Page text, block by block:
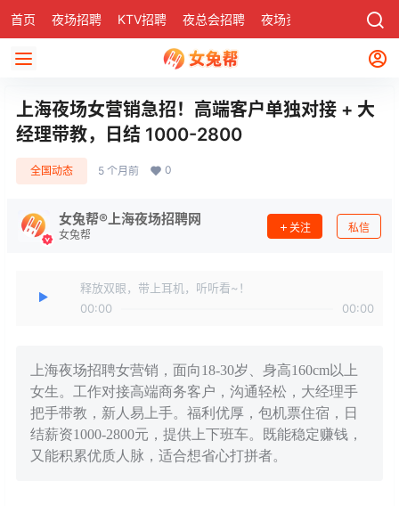
首页 夜场招聘 KTV招聘 夜总会招聘 夜场资讯 社区
上海夜场女营销急招！高端客户单独对接 + 大
经理带教，日结 1000-2800
全国动态 5 个月前 0
女兔帮®上海夜场招聘网
女兔帮
关注 私信
释放双眼，带上耳机，听听看~！
00:00
00:00
上海夜场招聘女营销，面向18-30岁、身高160cm以上
女生。工作对接高端商务客户，沟通轻松，大经理手
把手带教，新人易上手。福利优厚，包机票住宿，日
结薪资1000-2800元，提供上下班车。既能稳定赚钱，
又能积累优质人脉，适合想省心打拼者。